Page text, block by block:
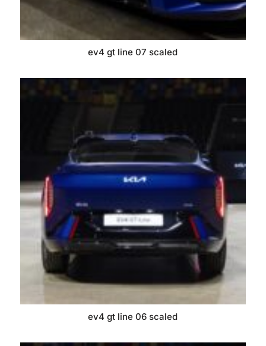
ev4 gt line 07 scaled
ev4 gt line 06 scaled